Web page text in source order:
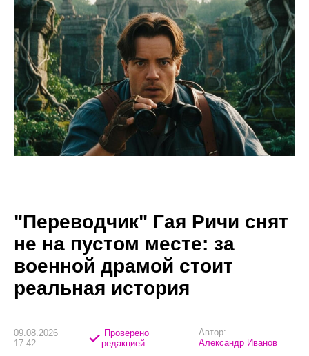
"Переводчик" Гая Ричи снят
не на пустом месте: за
военной драмой стоит
реальная история
09.08.2026
17:42
Проверено
редакцией
Автор:
Александр Иванов